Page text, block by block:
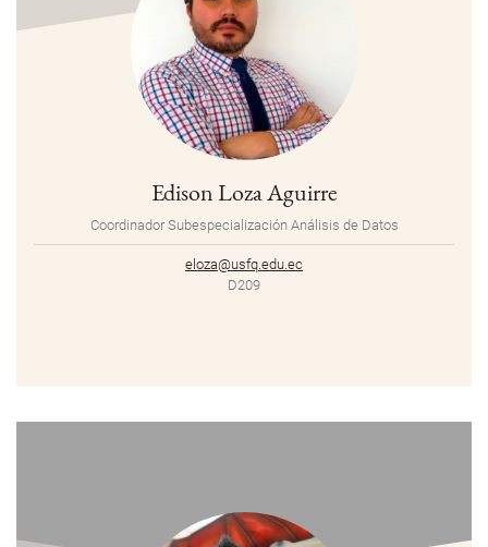
Edison Loza Aguirre
Coordinador Subespecialización Análisis de Datos
eloza@usfq.edu.ec
D209